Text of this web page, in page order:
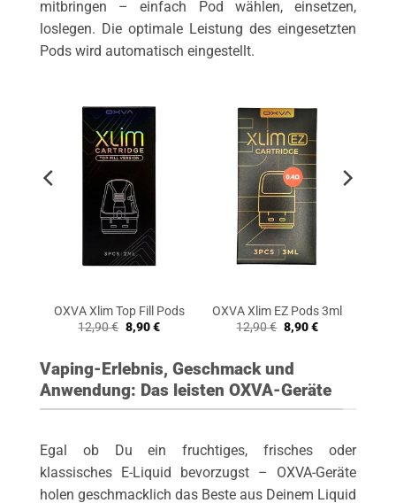
mitbringen – einfach Pod wählen, einsetzen,
loslegen. Die optimale Leistung des eingesetzten
Pods wird automatisch eingestellt.
OXVA Xlim Top Fill Pods
12,90€ Ursprünglicher
Preis
12,90 €
8,90€Aktueller
8,90 €.
OXVA Xlim EZ Pods 3ml
12,90€ Ursprünglicher
Preis
12,90 €
8,90€Aktueller
Vaping-Erlebnis, Geschmack und
Anwendung: Das leisten OXVA-Geräte
Egal ob Du ein fruchtiges, frisches oder
klassisches E-Liquid bevorzugst – OXVA-Geräte
holen geschmacklich das Beste aus Deinem Liquid